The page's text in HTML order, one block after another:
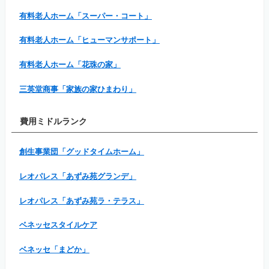
有料老人ホーム「スーパー・コート」
有料老人ホーム「ヒューマンサポート」
有料老人ホーム「花珠の家」
三英堂商事「家族の家ひまわり」
費用ミドルランク
創生事業団「グッドタイムホーム」
レオパレス「あずみ苑グランデ」
レオパレス「あずみ苑ラ・テラス」
ベネッセスタイルケア
ベネッセ「まどか」